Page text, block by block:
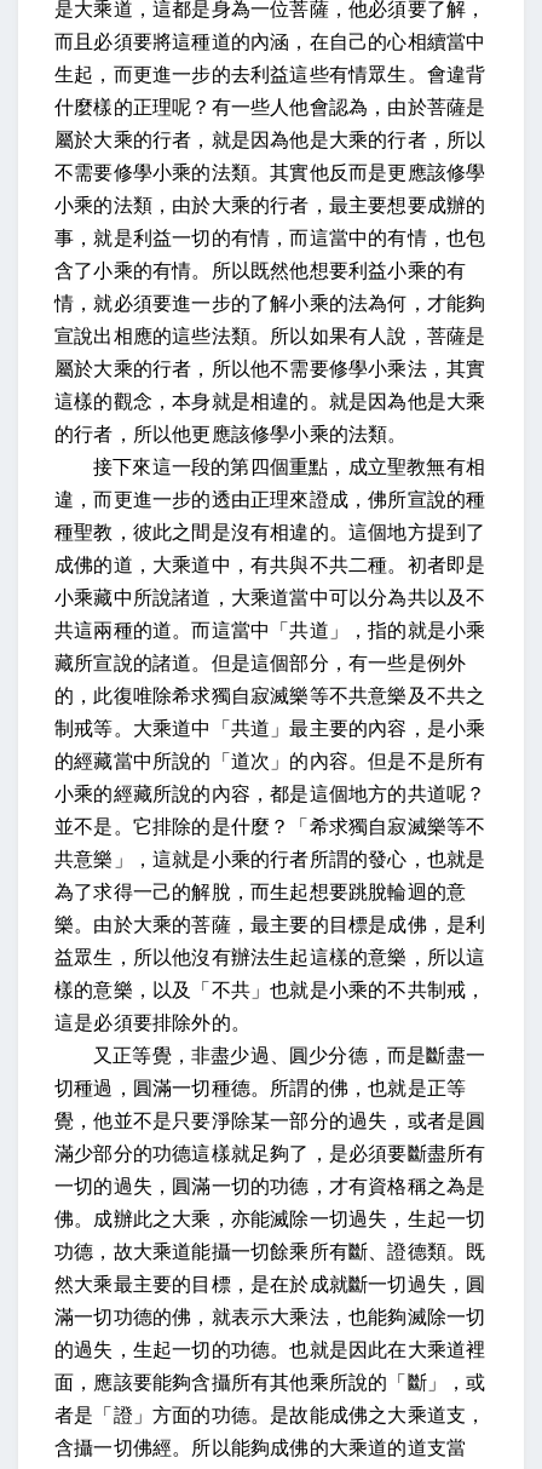
是大乘道，這都是身為一位菩薩，他必須要了解，
而且必須要將這種道的內涵，在自己的心相續當中
生起，而更進一步的去利益這些有情眾生。會違背
什麼樣的正理呢？有一些人他會認為，由於菩薩是
屬於大乘的行者，就是因為他是大乘的行者，所以
不需要修學小乘的法類。其實他反而是更應該修學
小乘的法類，由於大乘的行者，最主要想要成辦的
事，就是利益一切的有情，而這當中的有情，也包
含了小乘的有情。所以既然他想要利益小乘的有
情，就必須要進一步的了解小乘的法為何，才能夠
宣說出相應的這些法類。所以如果有人說，菩薩是
屬於大乘的行者，所以他不需要修學小乘法，其實
這樣的觀念，本身就是相違的。就是因為他是大乘
的行者，所以他更應該修學小乘的法類。
接下來這一段的第四個重點，成立聖教無有相
違，而更進一步的透由正理來證成，佛所宣說的種
種聖教，彼此之間是沒有相違的。這個地方提到了
成佛的道， 大乘道中，有共與不共二種。初者即是
小乘藏中所說諸道， 大乘道當中可以分為共以及不
共這兩種的道。而這當中「共道」，指的就是小乘
藏所宣說的諸道。但是這個部分，有一些是例外
的， 此復唯除希求獨自寂滅樂等不共意樂及不共之
制戒等。 大乘道中「共道」最主要的內容，是小乘
的經藏當中所說的「道次」的內容。但是不是所有
小乘的經藏所說的內容，都是這個地方的共道呢？
並不是。它排除的是什麼？「希求獨自寂滅樂等不
共意樂」，這就是小乘的行者所謂的發心，也就是
為了求得一己的解脫，而生起想要跳脫輪迴的意
樂。由於大乘的菩薩，最主要的目標是成佛，是利
益眾生，所以他沒有辦法生起這樣的意樂，所以這
樣的意樂，以及「不共」也就是小乘的不共制戒，
這是必須要排除外的。
又正等覺，非盡少過、圓少分德，而是斷盡一
切種過，圓滿一切種德。
所謂的佛，也就是正等
覺，他並不是只要淨除某一部分的過失，或者是圓
滿少部分的功德這樣就足夠了，是必須要斷盡所有
一切的過失，圓滿一切的功德，才有資格稱之為是
佛。 成辦此之大乘，亦能滅除一切過失，生起一切
功德，故大乘道能攝一切餘乘所有斷、證德類。
既
然大乘最主要的目標，是在於成就斷一切過失，圓
滿一切功德的佛，就表示大乘法，也能夠滅除一切
的過失，生起一切的功德。也就是因此在大乘道裡
面，應該要能夠含攝所有其他乘所說的「斷」，或
者是「證」方面的功德。 是故能成佛之大乘道支，
含攝一切佛經。 所以能夠成佛的大乘道的道支當